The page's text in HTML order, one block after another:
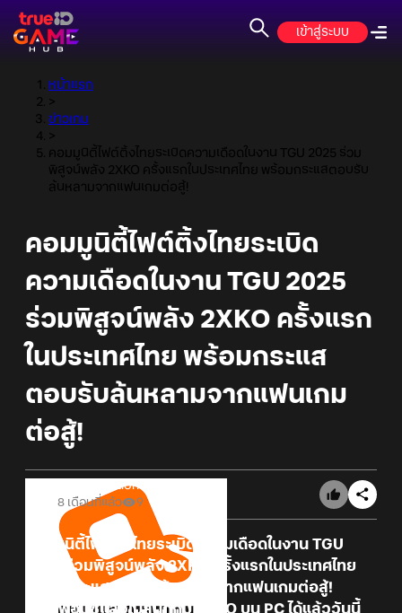
เข้าสู่ระบบ
หน้าแรก
>
ข่าวเกม
>
คอมมูนิตี้ไฟต์ติ้งไทยระเบิดความเดือดในงาน TGU 2025 ร่วม
พิสูจน์พลัง 2XKO ครั้งแรกในประเทศไทย พร้อมกระแสตอบรับ
ล้นหลามจากแฟนเกมต่อสู้!
คอมมูนิตี้ไฟต์ติ้งไทยระเบิด
ความเดือดในงาน TGU 2025
ร่วมพิสูจน์พลัง 2XKO ครั้งแรก
ในประเทศไทย พร้อมกระแส
ตอบรับล้นหลามจากแฟนเกม
ต่อสู้!
Online Station
8 เดือนที่แล้ว
9
คอมมูนิตี้ไฟต์ติ้งไทยระเบิดความเดือดในงาน TGU
2025 ร่วมพิสูจน์พลัง 2XKO ครั้งแรกในประเทศไทย
พร้อมกระแสตอบรับล้นหลามจากแฟนเกมต่อสู้!
จับคู่เพื่อนซี้แล้วไปสนุกกับ 2XKO บน PC ได้แล้ววันนี้